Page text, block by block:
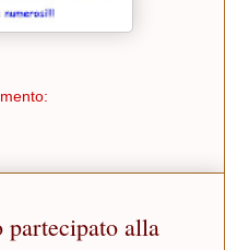
partecipato alla